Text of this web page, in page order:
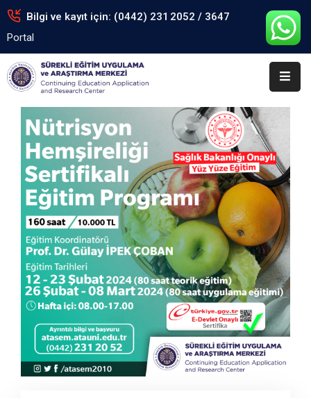
Bilgi ve kayıt için: (0442) 231 2052 / 3647
Portal
Anasayfa
Kurumsal
Eğitimler
Arşiv
Formlar
Portal
İletişim